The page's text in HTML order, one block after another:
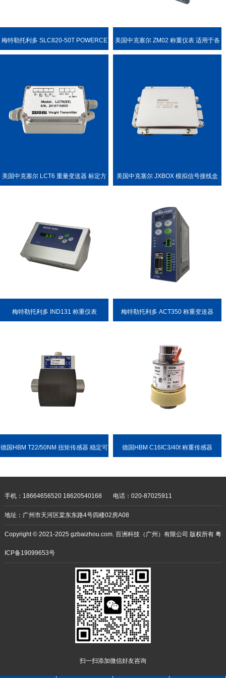
梅特勒托利多 SLC820-50T POWERCE 美国中克塞尔 ZM02 称重仪表 适用于各
美国中克塞尔 LCT6 重量变送器 标定方 美国中克塞尔 JXBOX 模拟信号接线盒
梅特勒托利多 IND131 称重仪表 梅特勒托利多 ACT350 称重变送器
德国HBM T22/50NM 扭矩传感器 稳定可 德国HBM C16IC3/40t 称重传感器
手机：18664656520 18620540168 电话：020-87025911
地址：广州市天河区棠东东路4号四楼02房A08
Copyright © 2021-2025 gzbaizhou.com. 百洲科技（广州）有限公司 版权所有 粤
ICP备19099653号
扫一扫添加微信好友咨询